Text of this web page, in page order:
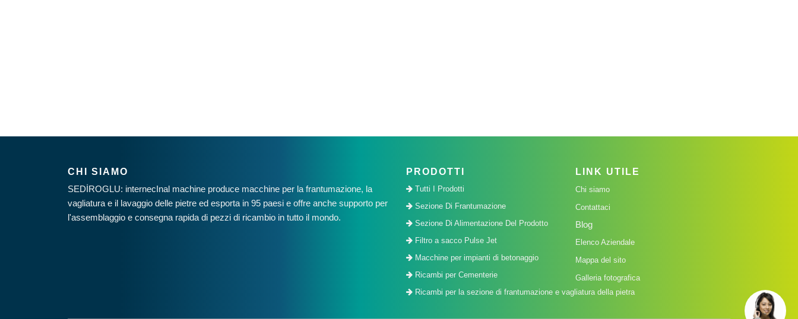
CHI SIAMO
SEDİROGLU: internecInal machine produce macchine per la frantumazione, la
vagliatura e il lavaggio delle pietre ed esporta in 95 paesi e offre anche supporto per
l'assemblaggio e consegna rapida di pezzi di ricambio in tutto il mondo.
PRODOTTI
Tutti I Prodotti
Sezione Di Frantumazione
Sezione Di Alimentazione Del Prodotto
Filtro a sacco Pulse Jet
Macchine per impianti di betonaggio
Ricambi per Cementerie
Ricambi per la sezione di frantumazione e vagliatura della pietra
LINK UTILE
Chi siamo
Contattaci
Blog
Elenco Aziendale
Mappa del sito
Galleria fotografica